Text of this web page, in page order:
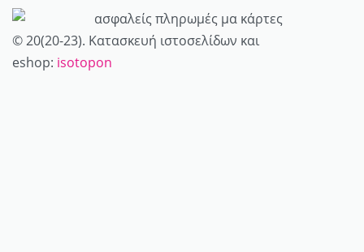
Πολιτική Απορρήτου
© 20(20-23). Κατασκευή ιστοσελίδων και
eshop: isotopon